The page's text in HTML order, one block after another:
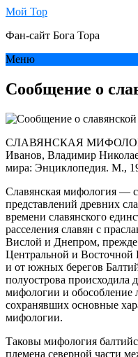
Мой Тор
Фан-сайт Бога Тора
Меню
Сообщение о
СЛАВЯНСКАЯ
Иванов, Владимир
мира: Энциклопедия. М.,
Славянская мифология —
представлений древних
времени славянского
расселения славян с
Вислой и Днепром, прежде
Центральной и
и от южных берегов
полуострова происходила
мифологии и обособление
сохранявших основные
мифологии.
Таковы мифология
племена северной части